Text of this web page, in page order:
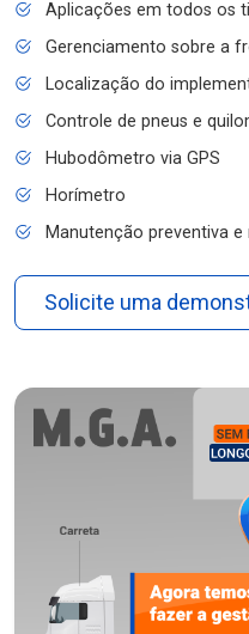
Aplicações em todos os
Gerenciamento sobre a
Localização do
Controle de pneus e
Hubodômetro via GPS
Horímetro
Manutenção preventiva
Solicite uma